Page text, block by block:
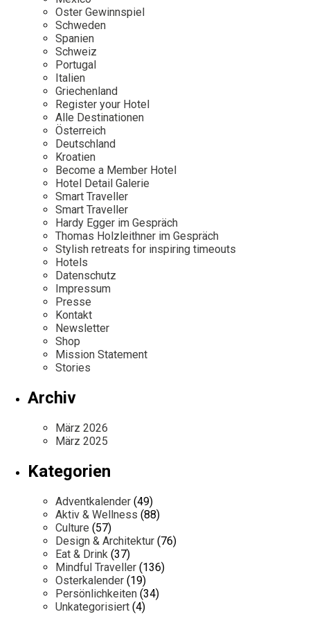
Mexico
Niederlande
Österreich
Portugal
Schweden
Spanien
Schweiz
Persönlichkeiten
Our Story
Career
Kontakt
Impressum
Oster Gewinnspiel
Schweden
Spanien
Schweiz
Portugal
Italien
Griechenland
Register your Hotel
Alle Destinationen
Österreich
Deutschland
Kroatien
Become a Member Hotel
Hotel Detail Galerie
Smart Traveller
Smart Traveller
Hardy Egger im Gespräch
Thomas Holzleithner im Gespräch
Stylish retreats for inspiring timeouts
Hotels
Datenschutz
Impressum
Presse
Kontakt
Newsletter
Shop
Mission Statement
Stories
Archiv
März 2026
März 2025
Kategorien
Adventkalender (49)
Aktiv & Wellness (88)
Culture (57)
Design & Architektur (76)
Eat & Drink (37)
Mindful Traveller (136)
Osterkalender (19)
Persönlichkeiten (34)
Unkategorisiert (4)